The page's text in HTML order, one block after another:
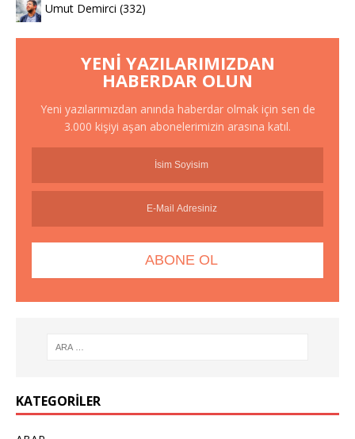
Umut Demirci (332)
YENI YAZILARIMIZDAN
HABERDAR OLUN
Yeni yazılarımızdan anında haberdar olmak için sen de
3.000 kişiyi aşan abonelerimizin arasına katıl.
KATEGORILER